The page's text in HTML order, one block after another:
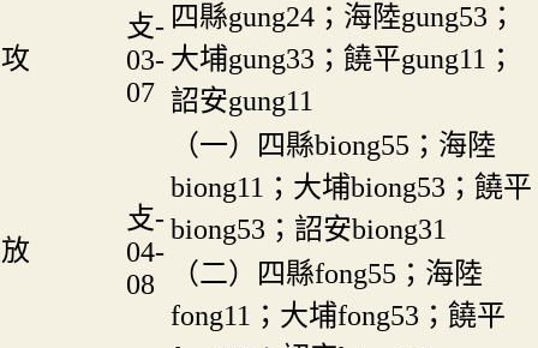
攻
攴-
03-
07
四縣gung24；海陸gung53；
大埔gung33；饒平gung11；
詔安gung11
放
攴-
04-
08
（一）四縣biong55；海陸
biong11；大埔biong53；饒平
biong53；詔安biong31
（二）四縣fong55；海陸
fong11；大埔fong53；饒平